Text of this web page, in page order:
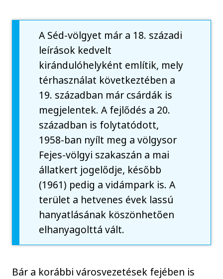
A Séd-völgyet már a 18. századi
leírások kedvelt
kirándulóhelyként említik, mely
térhasználat következtében a
19. században már csárdák is
megjelentek. A fejlődés a 20.
században is folytatódott,
1958-ban nyílt meg a völgysor
Fejes-völgyi szakaszán a mai
állatkert jogelődje, később
(1961) pedig a vidámpark is. A
terület a hetvenes évek lassú
hanyatlásának köszönhetően
elhanyagolttá vált.
Bár a korábbi városvezetések fejében is